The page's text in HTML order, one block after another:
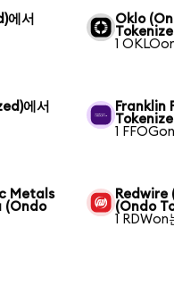
에서
Oklo
1
에서
Franklin
1
Metals
(Ondo
Redwire
(Ondo
1